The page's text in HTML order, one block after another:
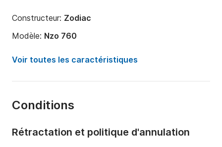
Constructeur: Zodiac
Modèle: Nzo 760
Puissance moteur:
300cv
Capacité à bord:
Voir toutes les caractéristiques
Conditions
Rétractation et politique d'annulation